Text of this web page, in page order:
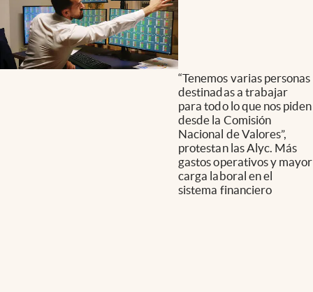
“Tenemos varias personas
destinadas a trabajar
para todo lo que nos piden
desde la Comisión
Nacional de Valores”,
protestan las Alyc. Más
gastos operativos y mayor
carga laboral en el
sistema financiero